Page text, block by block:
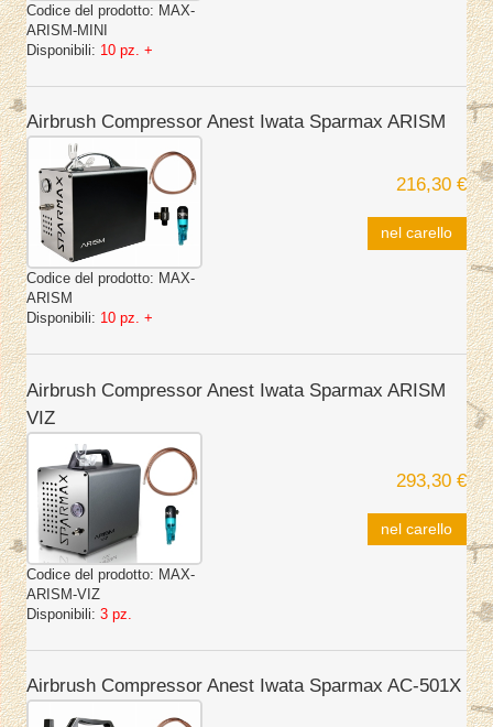
Codice del prodotto: MAX-
ARISM-MINI
Disponibili: 10 pz. +
Airbrush Compressor Anest Iwata Sparmax ARISM
Codice del prodotto: MAX-
ARISM
Disponibili: 10 pz. +
216,30 €
nel carello
Airbrush Compressor Anest Iwata Sparmax ARISM
VIZ
Codice del prodotto: MAX-
ARISM-VIZ
Disponibili: 3 pz.
293,30 €
nel carello
Airbrush Compressor Anest Iwata Sparmax AC-501X